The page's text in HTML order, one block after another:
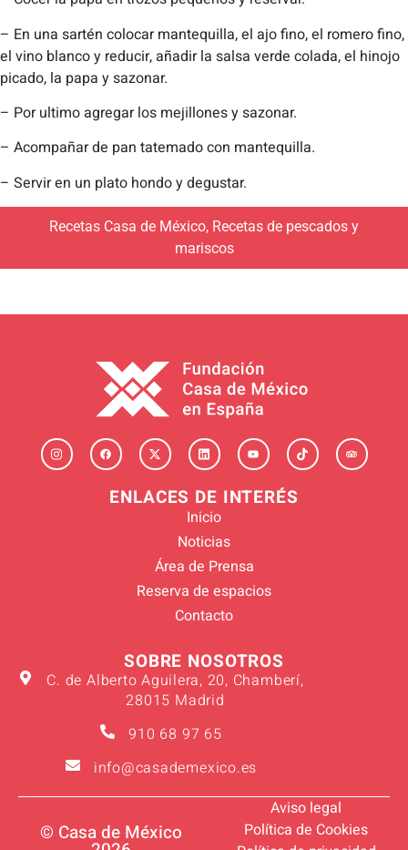
– En una sartén colocar mantequilla, el ajo fino, el romero fino,
el vino blanco y reducir, añadir la salsa verde colada, el hinojo
picado, la papa y sazonar.
– Por ultimo agregar los mejillones y sazonar.
– Acompañar de pan tatemado con mantequilla.
– Servir en un plato hondo y degustar.
Recetas Casa de México, Recetas de pescados y
mariscos
ENLACES DE INTERÉS
Inicio
Noticias
Área de Prensa
Reserva de espacios
Contacto
SOBRE NOSOTROS
C. de Alberto Aguilera, 20, Chamberí,
28015 Madrid
910 68 97 65
info@casademexico.es
© Casa de México
Aviso legal
Política de Cookies